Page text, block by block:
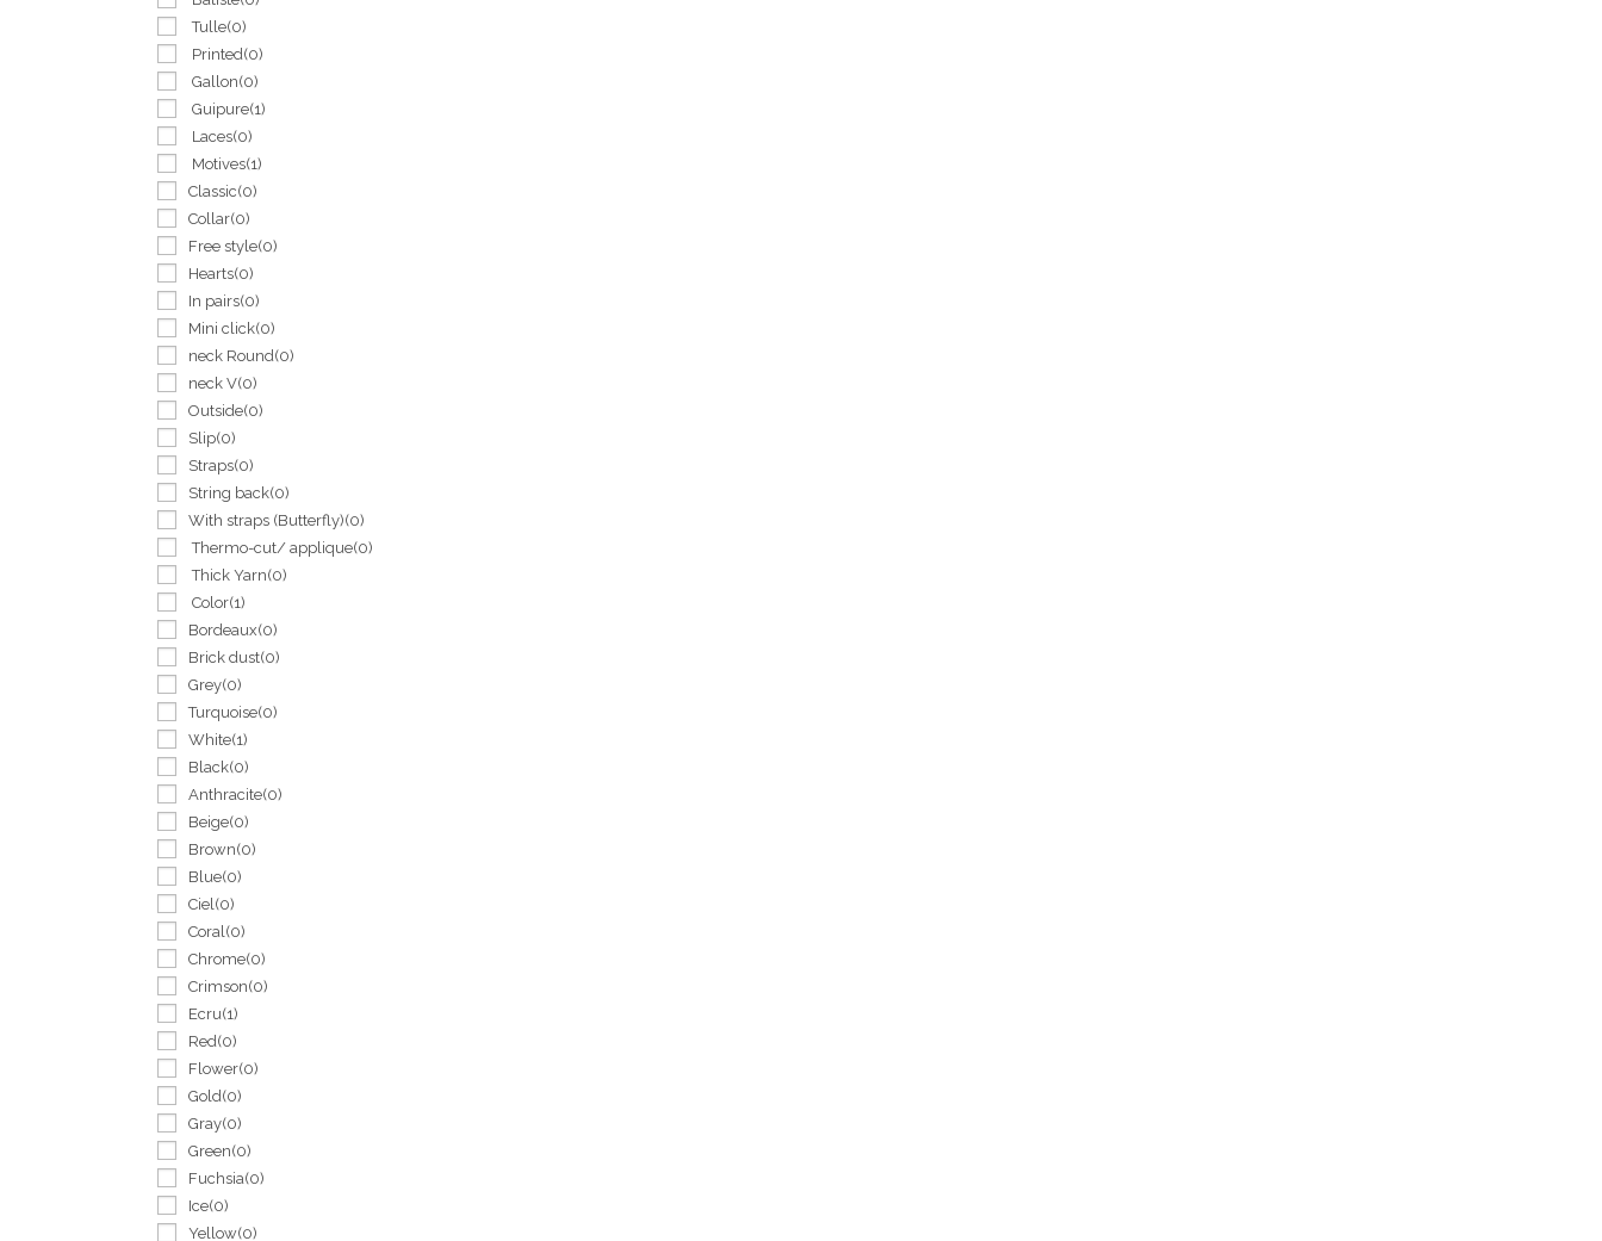
Tulle(0)
Printed(0)
Gallon(0)
Guipure(1)
Laces(0)
Motives(1)
Classic(0)
Collar(0)
Free style(0)
Hearts(0)
In pairs(0)
Mini click(0)
neck Round(0)
neck V(0)
Outside(0)
Slip(0)
Straps(0)
String back(0)
With straps (Butterfly)(0)
Thermo-cut/ applique(0)
Thick Yarn(0)
Color(1)
Bordeaux(0)
Brick dust(0)
Grey(0)
Turquoise(0)
White(1)
Black(0)
Anthracite(0)
Beige(0)
Brown(0)
Blue(0)
Ciel(0)
Coral(0)
Chrome(0)
Crimson(0)
Ecru(1)
Red(0)
Flower(0)
Gold(0)
Gray(0)
Green(0)
Fuchsia(0)
Ice(0)
Yellow(0)